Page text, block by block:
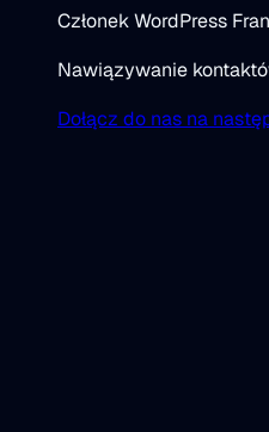
Członek WordPress
Nawiązywanie
Dołącz do nas na